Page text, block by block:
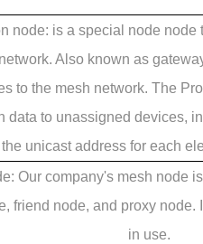
node: is a special node node
Also known as
to the mesh network. The
data to unassigned devices,
unicast address for each
Our company's mesh node
friend node, and proxy node.
in use.